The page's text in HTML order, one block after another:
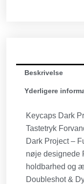
Beskrivelse
Yderligere
Keycaps Dark
Tastetryk
Dark Project –
nøje designede
holdbarhed og
Doubleshot &